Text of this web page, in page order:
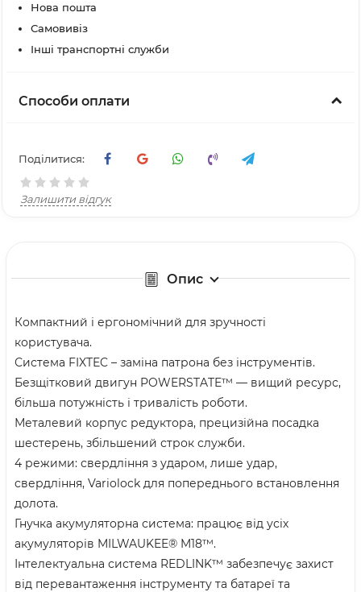
Нова пошта
Самовивіз
Інші транспортні служби
Способи оплати
Поділитися:
Залишити відгук
Опис
Компактний і ергономічний для зручності
користувача.
Система FIXTEC – заміна патрона без інструментів.
Безщітковий двигун POWERSTATE™ — вищий ресурс,
більша потужність і тривалість роботи.
Металевий корпус редуктора, прецизійна посадка
шестерень, збільшений строк служби.
4 режими: свердління з ударом, лише удар,
свердління, Variolock для попереднього встановлення
долота.
Гнучка акумуляторна система: працює від усіх
акумуляторів MILWAUKEE® M18™.
Інтелектуальна система REDLINK™ забезпечує захист
від перевантаження інструменту та батареї та